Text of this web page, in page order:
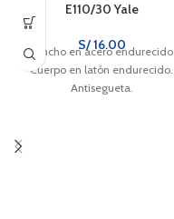
E110/30 Yale
S/16.00
Gancho en acero endurecido.
Cuerpo en latón endurecido.
Antisegueta.